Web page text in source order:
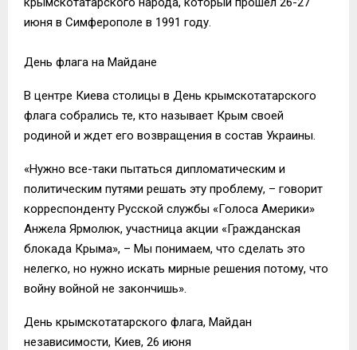
июня в Симферополе в 1991 году.
День флага на Майдане
В центре Киева столицы в День крымскотатарского
флага собрались те, кто называет Крым своей
родиной и ждет его возвращения в состав Украины.
«Нужно все-таки пытаться дипломатическим и
политическим путями решать эту проблему, – говорит
корреспонденту Русской службы «Голоса Америки»
Анжела Ярмолюк, участница акции «Гражданская
блокада Крыма», – Мы понимаем, что сделать это
нелегко, но нужно искать мирные решения потому, что
войну войной не закончишь».
День крымскотатарского флага, Майдан
независимости, Киев, 26 июня